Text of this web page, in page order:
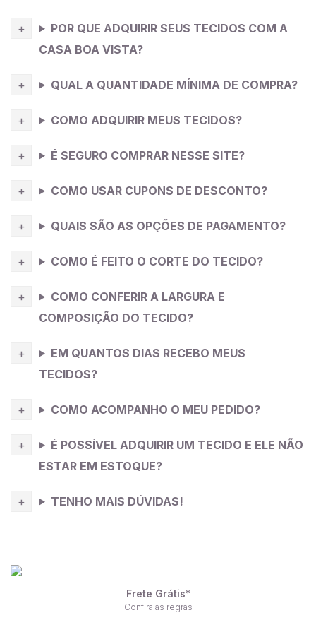
POR QUE ADQUIRIR SEUS TECIDOS COM A
CASA BOA VISTA?
QUAL A QUANTIDADE MÍNIMA DE COMPRA?
COMO ADQUIRIR MEUS TECIDOS?
É SEGURO COMPRAR NESSE SITE?
COMO USAR CUPONS DE DESCONTO?
QUAIS SÃO AS OPÇÕES DE PAGAMENTO?
COMO É FEITO O CORTE DO TECIDO?
COMO CONFERIR A LARGURA E
COMPOSIÇÃO DO TECIDO?
EM QUANTOS DIAS RECEBO MEUS
TECIDOS?
COMO ACOMPANHO O MEU PEDIDO?
É POSSÍVEL ADQUIRIR UM TECIDO E ELE NÃO
ESTAR EM ESTOQUE?
TENHO MAIS DÚVIDAS!
Frete Grátis*
Confira as regras